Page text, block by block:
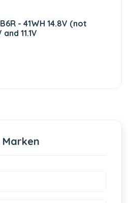
- 41WH 14.8V (not
11.1V